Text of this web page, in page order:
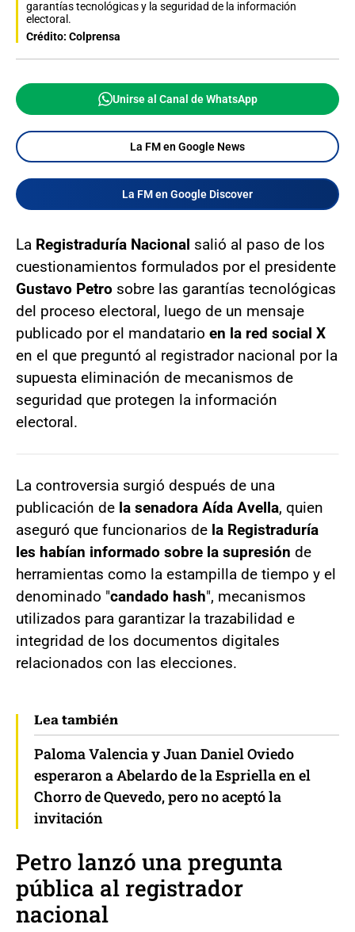
garantías tecnológicas y la seguridad de la información
electoral.
Crédito: Colprensa
Unirse al Canal de WhatsApp
La FM en Google News
La FM en Google Discover
La Registraduría Nacional salió al paso de los
cuestionamientos formulados por el presidente
Gustavo Petro sobre las garantías tecnológicas
del proceso electoral, luego de un mensaje
publicado por el mandatario en la red social X
en el que preguntó al registrador nacional por la
supuesta eliminación de mecanismos de
seguridad que protegen la información
electoral.
La controversia surgió después de una
publicación de la senadora Aída Avella, quien
aseguró que funcionarios de la Registraduría
les habían informado sobre la supresión de
herramientas como la estampilla de tiempo y el
denominado "candado hash", mecanismos
utilizados para garantizar la trazabilidad e
integridad de los documentos digitales
relacionados con las elecciones.
Lea también
Paloma Valencia y Juan Daniel Oviedo
esperaron a Abelardo de la Espriella en el
Chorro de Quevedo, pero no aceptó la
invitación
Petro lanzó una pregunta
pública al registrador
nacional